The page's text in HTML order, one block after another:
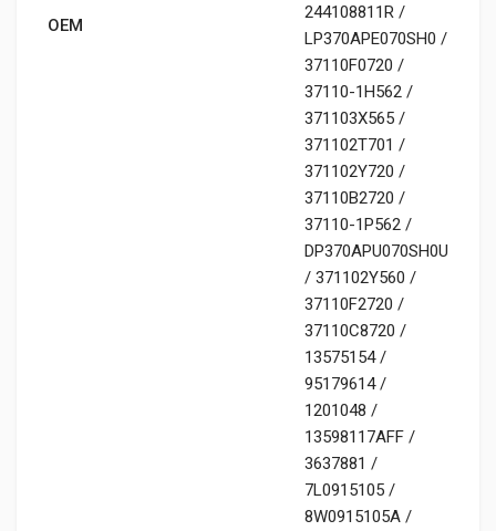
OEM
244108811R /
LP370APE070SH0 /
37110F0720 /
37110-1H562 /
371103X565 /
371102T701 /
371102Y720 /
37110B2720 /
37110-1P562 /
DP370APU070SH0U
/ 371102Y560 /
37110F2720 /
37110C8720 /
13575154 /
95179614 /
1201048 /
13598117AFF /
3637881 /
7L0915105 /
8W0915105A /